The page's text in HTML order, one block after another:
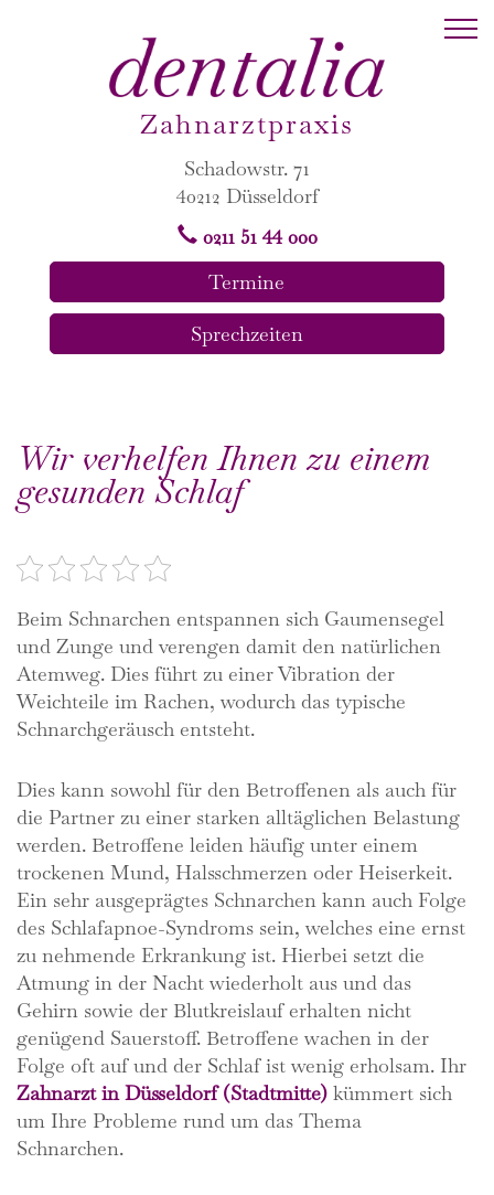
Zahnarztpraxis
Schadowstr. 71
40212 Düsseldorf
0211 51 44 000
Termine
Sprechzeiten
Wir verhelfen Ihnen zu einem
gesunden Schlaf
Beim Schnarchen entspannen sich Gaumensegel
und Zunge und verengen damit den natürlichen
Atemweg. Dies führt zu einer Vibration der
Weichteile im Rachen, wodurch das typische
Schnarchgeräusch entsteht.
Dies kann sowohl für den Betroffenen als auch für
die Partner zu einer starken alltäglichen Belastung
werden. Betroffene leiden häufig unter einem
trockenen Mund, Halsschmerzen oder Heiserkeit.
Ein sehr ausgeprägtes Schnarchen kann auch Folge
des Schlafapnoe-Syndroms sein, welches eine ernst
zu nehmende Erkrankung ist. Hierbei setzt die
Atmung in der Nacht wiederholt aus und das
Gehirn sowie der Blutkreislauf erhalten nicht
genügend Sauerstoff. Betroffene wachen in der
Folge oft auf und der Schlaf ist wenig erholsam. Ihr
Zahnarzt in Düsseldorf (Stadtmitte) kümmert sich
um Ihre Probleme rund um das Thema
Schnarchen.